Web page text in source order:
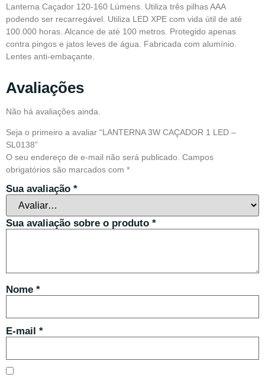
Lanterna Caçador 120-160 Lúmens. Utiliza três pilhas AAA
podendo ser recarregável. Utiliza LED XPE com vida útil de até
100.000 horas. Alcance de até 100 metros. Protegido apenas
contra pingos e jatos leves de água. Fabricada com alumínio.
Lentes anti-embaçante.
Avaliações
Não há avaliações ainda.
Seja o primeiro a avaliar “LANTERNA 3W CAÇADOR 1 LED –
SL0138”
O seu endereço de e-mail não será publicado. Campos
obrigatórios são marcados com *
Sua avaliação *
Sua avaliação sobre o produto *
Nome *
E-mail *